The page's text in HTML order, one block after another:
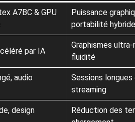
A7BC & GPU
Puissance
portabilité hybride
par IA
Graphismes
fluidité
audio
Sessions longues
streaming
design
Réduction des